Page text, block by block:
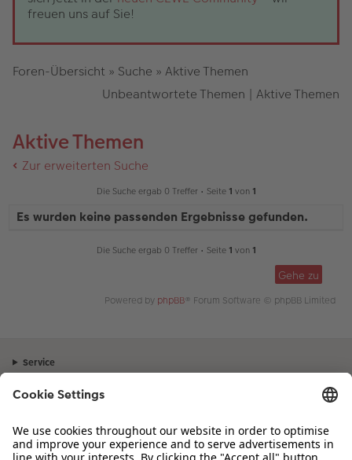
freuen uns auf Sie!
Foren-Übersicht » Suche » Aktive Themen
Unbeantwortete Themen | Aktive Themen
Aktive Themen
Zur erweiterten Suche
Die Suche ergab 0 Treffer • Seite 1 von 1
Es wurden keine passenden Ergebnisse gefunden.
Die Suche ergab 0 Treffer • Seite 1 von 1
Gehe zu
Powered by phpBB® Forum Software © phpBB Limited
Service
Sortiment